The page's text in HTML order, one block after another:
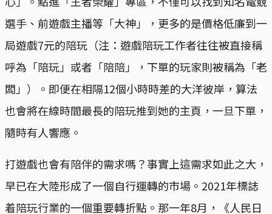
選手、前遊戲主播等「大神」，更多的是價格低廉到一
局遊戲7元的陪玩（注：遊戲陪玩工作者往往被直接稱
呼為「陪玩」或者「陪陪」，下單的玩家則被稱為「老
闆」）。即便在相隔12個小時時差的大洋彼岸，算法
也會將在線時間最長的陪玩推到她的主頁，一旦下單，
隨時有人響應。
打遊戲也會有陪伴的需求嗎？事實上這需求如此之大，
早已在大陸形成了一個自行運轉的市場。2021年標誌
着陪玩行業的一個重要轉折點。那一年8月，《人民日